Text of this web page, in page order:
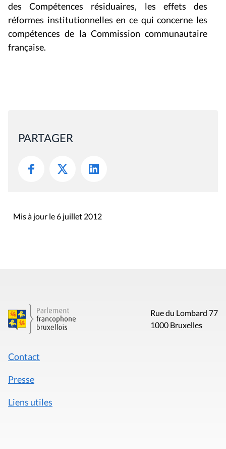
des Compétences résiduaires, les effets des
réformes institutionnelles en ce qui concerne les
compétences de la Commission communautaire
française.
PARTAGER
Mis à jour le 6 juillet 2012
Rue du Lombard 77
1000 Bruxelles
Contact
Presse
Liens utiles